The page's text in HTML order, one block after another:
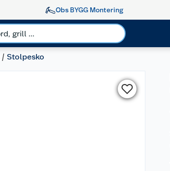
Obs BYGG Montering
Stolpesko